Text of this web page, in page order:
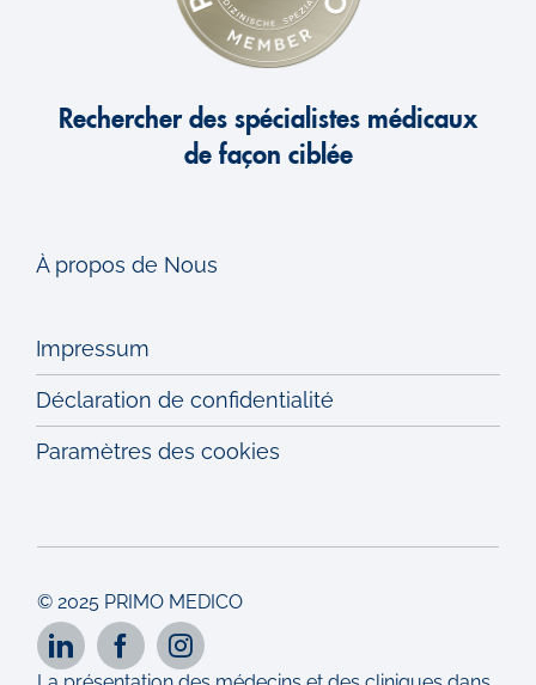
Rechercher des spécialistes médicaux
de façon ciblée
À propos de Nous
Impressum
Déclaration de confidentialité
Paramètres des cookies
© 2025 PRIMO MEDICO